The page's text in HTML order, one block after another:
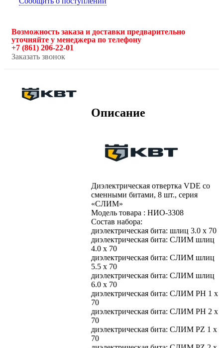
Возможность заказа и доставки предварительно
уточняйте у менеджера по телефону
+7 (861) 206-22-01
Заказать звонок
Описание
Диэлектрическая отвертка VDE со
сменными битами, 8 шт., серия
«СЛИМ»
Модель товара : НИО-3308
Состав набора:
диэлектрическая бита: шлиц 3.0 х 70
диэлектрическая бита: СЛИМ шлиц
4.0 х 70
диэлектрическая бита: СЛИМ шлиц
5.5 х 70
диэлектрическая бита: СЛИМ шлиц
6.0 х 70
диэлектрическая бита: СЛИМ PH 1 х
70
диэлектрическая бита: СЛИМ PH 2 х
70
диэлектрическая бита: СЛИМ PZ 1 х
70